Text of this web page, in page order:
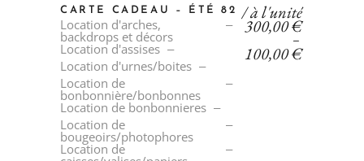
CARTE CADEAU – ÉTÉ 82
Location d'arches,
backdrops et décors
Location d'assises
Location d'urnes/boites
Location de
bonbonnière/bonbonnes
Location de bonbonnieres
Location de
bougeoirs/photophores
Location de
100,00€
–
300,00€
/ à l'unité